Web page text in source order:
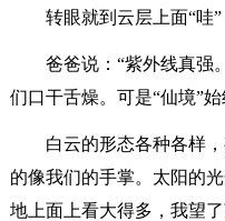
转眼就到云层上面“哇
爸爸说：“紫外线真强
们口干舌燥。可是“仙境”
白云的形态各种各样
的像我们的手掌。太阳的
地上面上看大得多，我望